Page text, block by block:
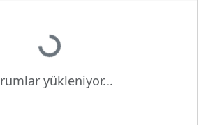
Yükleniyor...
yükleniyor...